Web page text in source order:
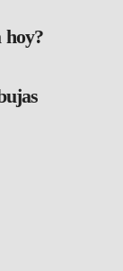
hoy?